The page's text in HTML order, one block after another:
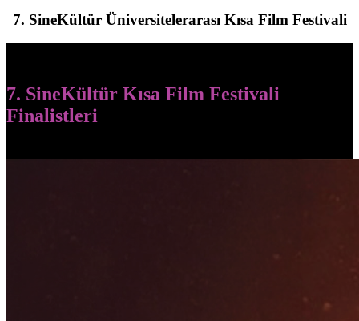
7. SineKültür Üniversitelerarası Kısa Film Festivali
7. SineKültür Kısa Film Festivali
Finalistleri